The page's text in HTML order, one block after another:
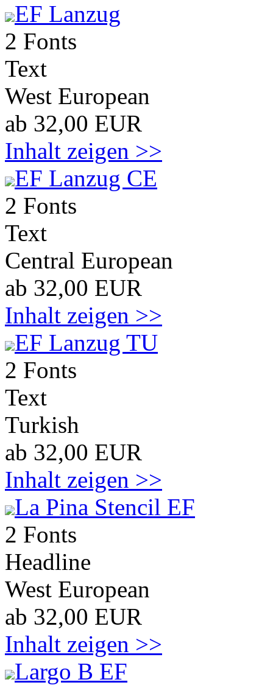
EF Lanzug
2 Fonts
Text
West European
ab 32,00 EUR
Inhalt zeigen >>
EF Lanzug CE
2 Fonts
Text
Central European
ab 32,00 EUR
Inhalt zeigen >>
EF Lanzug TU
2 Fonts
Text
Turkish
ab 32,00 EUR
Inhalt zeigen >>
La Pina Stencil EF
2 Fonts
Headline
West European
ab 32,00 EUR
Inhalt zeigen >>
Largo B EF